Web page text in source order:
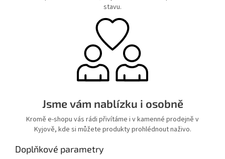
stavu.
Jsme vám nablízku i osobně
Kromě e-shopu vás rádi přivítáme i v kamenné prodejně v
Kyjově, kde si můžete produkty prohlédnout naživo.
Doplňkové parametry